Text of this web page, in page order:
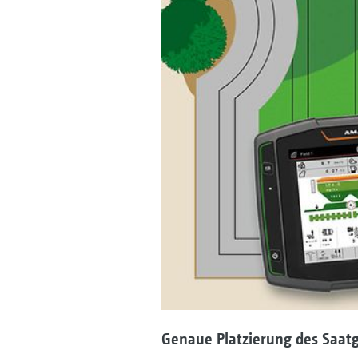
Genaue Platzierung des